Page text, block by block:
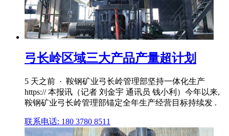
弓长岭区域三大产品产量超计划
5 天之前 · 鞍钢矿业弓长岭管理部坚持一体化生产
https:// 本报讯（记者 刘金宇 通讯员 钱小利）今年以来,
鞍钢矿业弓长岭管理部锚定全年生产经营目标持续发 .
联系电话: 180 3780 8511